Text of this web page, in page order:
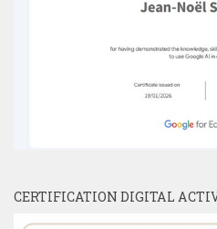
CERTIFICATION DIGITAL